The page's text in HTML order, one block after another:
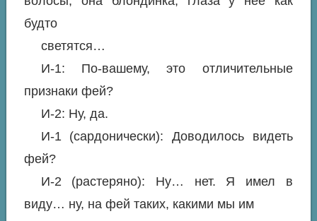
будто
светятся…
И-1: По-вашему, это отличительные
признаки фей?
И-2: Ну, да.
И-1 (сардонически): Доводилось видеть
фей?
И-2 (растеряно): Ну… нет. Я имел в
виду… ну, на фей таких, какими мы им